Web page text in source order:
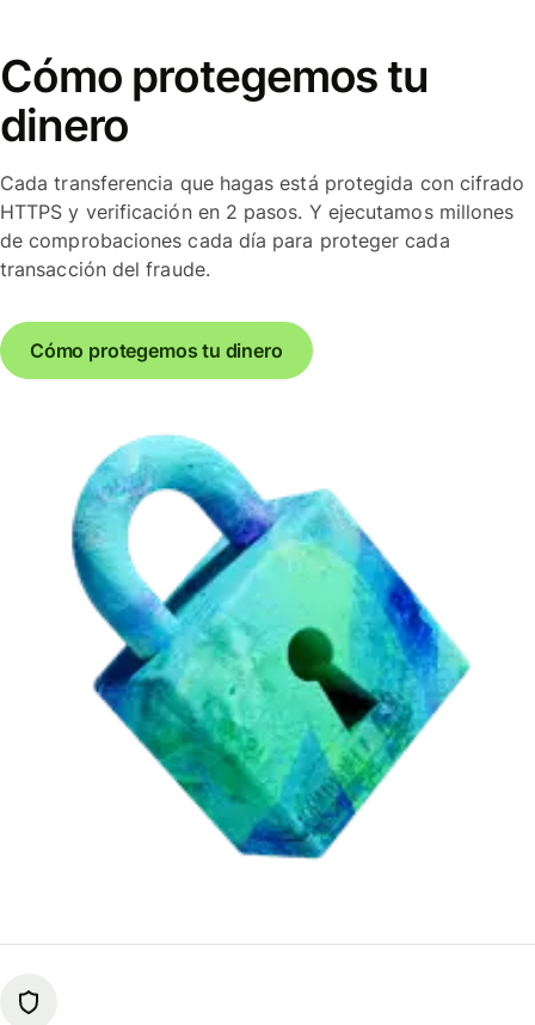
Cómo protegemos tu
dinero
Cada transferencia que hagas está protegida con cifrado
HTTPS y verificación en 2 pasos. Y ejecutamos millones
de comprobaciones cada día para proteger cada
transacción del fraude.
Cómo protegemos tu dinero